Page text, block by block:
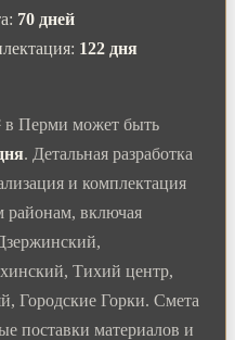
70 дней
122 дня
в Перми может быть
. Детальная разработка
и комплектация
районам, включая
Тихий центр,
Городские Горки. Смета
поставки материалов и